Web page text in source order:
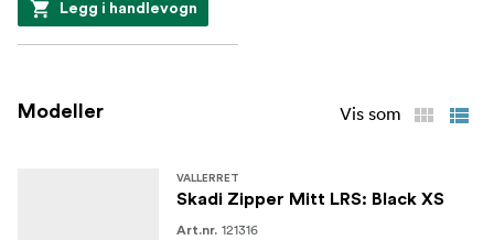
Legg i handlevogn
Modeller Vis som
VALLERRET
Skadi Zipper Mitt LRS: Black XS
Art.nr. 121316